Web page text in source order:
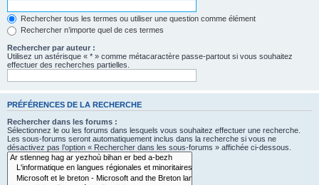
Rechercher tous les termes ou utiliser une question comme élément
Rechercher n’importe quel de ces termes
Rechercher par auteur :
Utilisez un astérisque « * » comme métacaractère passe-partout si vous souhaitez
effectuer des recherches partielles.
PRÉFÉRENCES DE LA RECHERCHE
Rechercher dans les forums :
Sélectionnez le ou les forums dans lesquels vous souhaitez effectuer une recherche.
Les sous-forums seront automatiquement inclus dans la recherche si vous ne
désactivez pas l’option « Rechercher dans les sous-forums » affichée ci-dessous.